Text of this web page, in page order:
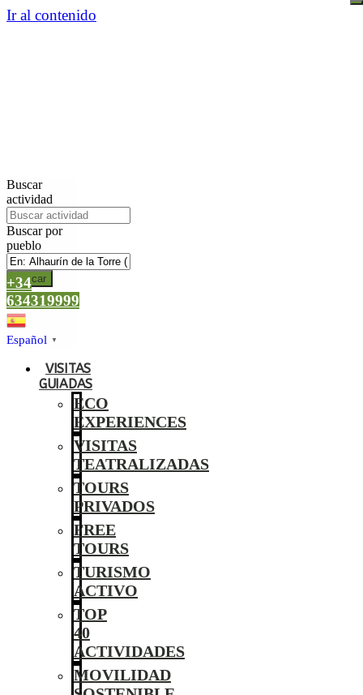
Ir al contenido
Buscar
actividad
Buscar por
pueblo
Buscar
+34
634319999
Español ▼
VISITAS
GUIADAS
ECO
EXPERIENCES
VISITAS
TEATRALIZADAS
TOURS
PRIVADOS
FREE
TOURS
TURISMO
ACTIVO
TOP
40
ACTIVIDADES
MOVILIDAD